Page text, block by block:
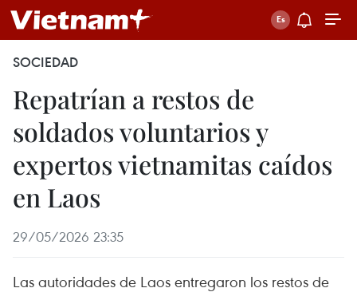
SOCIEDAD
Repatrían a restos de
soldados voluntarios y
expertos vietnamitas caídos
en Laos
29/05/2026 23:35
Las autoridades de Laos entregaron los restos de